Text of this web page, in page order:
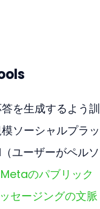
を生成するよう訓
ソーシャルプラッ
ユーザーがペルソ
Metaのパブリック
セージングの文脈